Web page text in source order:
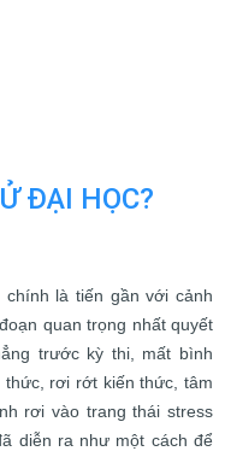
ĐẠI HỌC?
là tiến gần với cảnh
quan trọng nhất quyết
trước kỳ thi, mất bình
rơi rớt kiến thức, tâm
rơi vào trang thái stress
diễn ra như một cách để